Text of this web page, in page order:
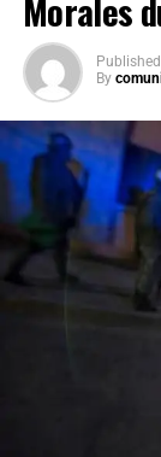
Morales
Published
By